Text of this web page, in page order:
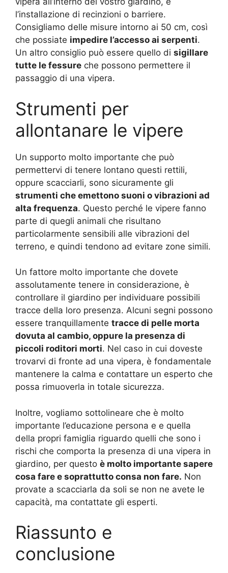
l’installazione di recinzioni o barriere.
Consigliamo delle misure intorno ai 50 cm, così
che possiate impedire l’accesso ai serpenti.
Un altro consiglio può essere quello di sigillare
tutte le fessure che possono permettere il
passaggio di una vipera.
Strumenti per
allontanare le vipere
Un supporto molto importante che può
permettervi di tenere lontano questi rettili,
oppure scacciarli, sono sicuramente gli
strumenti che emettono suoni o vibrazioni ad
alta frequenza. Questo perché le vipere fanno
parte di quegli animali che risultano
particolarmente sensibili alle vibrazioni del
terreno, e quindi tendono ad evitare zone simili.
Un fattore molto importante che dovete
assolutamente tenere in considerazione, è
controllare il giardino per individuare possibili
tracce della loro presenza. Alcuni segni possono
essere tranquillamente tracce di pelle morta
dovuta al cambio, oppure la presenza di
piccoli roditori morti. Nel caso in cui doveste
trovarvi di fronte ad una vipera, è fondamentale
mantenere la calma e contattare un esperto che
possa rimuoverla in totale sicurezza.
Inoltre, vogliamo sottolineare che è molto
importante l’educazione persona e e quella
della propri famiglia riguardo quelli che sono i
rischi che comporta la presenza di una vipera in
giardino, per questo è molto importante sapere
cosa fare e soprattutto consa non fare. Non
provate a scacciarla da soli se non ne avete le
capacità, ma contattate gli esperti.
Riassunto e
conclusione